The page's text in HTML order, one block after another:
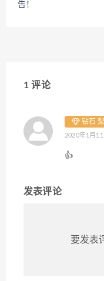
告！
1 评论
钻石
2020年1月
👍
发表评论
要发表